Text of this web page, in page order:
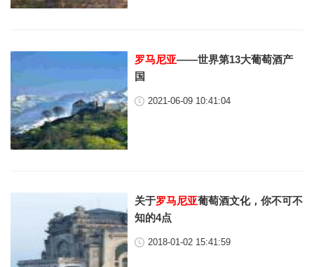
罗马尼亚——世界第13大葡萄酒产
国
2021-06-09 10:41:04
关于罗马尼亚葡萄酒文化，你不可不
知的4点
2018-01-02 15:41:59